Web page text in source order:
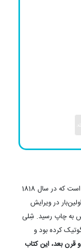
فرنکشتاین رمانی از مری شلی نویسندهٔ انگلیسی است که در سال 1818
در ویرایش
شد که در سال 1821 در پاریس به چاپ رسید. شِلی
کرده بود و
قرن بعد، این کتاب